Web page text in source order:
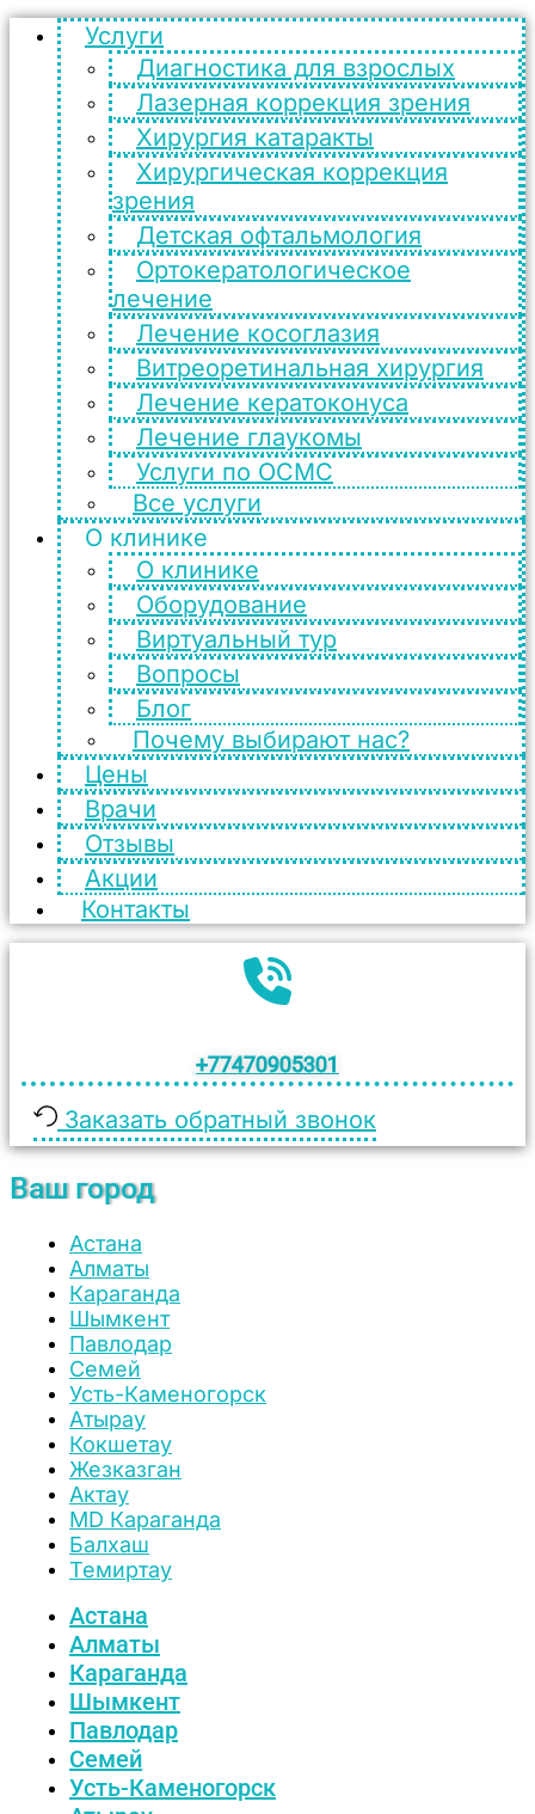
Услуги
Диагностика для взрослых
Лазерная коррекция зрения
Хирургия катаракты
Хирургическая коррекция
зрения
Детская офтальмология
Ортокератологическое
лечение
Лечение косоглазия
Витреоретинальная хирургия
Лечение кератоконуса
Лечение глаукомы
Услуги по ОСМС
Все услуги
О клинике
О клинике
Оборудование
Виртуальный тур
Вопросы
Блог
Почему выбирают нас?
Цены
Врачи
Отзывы
Акции
Контакты
+77470905301
Заказать обратный звонок
Ваш город
Астана
Алматы
Караганда
Шымкент
Павлодар
Семей
Усть-Каменогорск
Атырау
Кокшетау
Жезказган
Актау
MD Караганда
Балхаш
Темиртау
Астана
Алматы
Караганда
Шымкент
Павлодар
Семей
Усть-Каменогорск